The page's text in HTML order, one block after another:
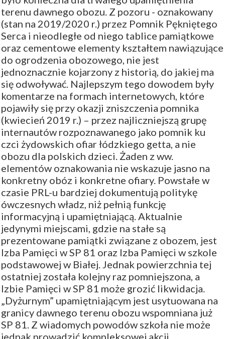
terenu dawnego obozu. Z pozoru - oznakowany
(stan na 2019/2020 r.) przez Pomnik Pękniętego
Serca i nieodległe od niego tablice pamiątkowe
oraz cementowe elementy kształtem nawiązujące
do ogrodzenia obozowego, nie jest
jednoznacznie kojarzony z historią, do jakiej ma
się odwoływać. Najlepszym tego dowodem były
komentarze na formach internetowych, które
pojawiły się przy okazji zniszczenia pomnika
(kwiecień 2019 r.) – przez najliczniejszą grupę
internautów rozpoznawanego jako pomnik ku
czci żydowskich ofiar łódzkiego getta, a nie
obozu dla polskich dzieci. Żaden z ww.
elementów oznakowania nie wskazuje jasno na
konkretny obóz i konkretne ofiary. Powstałe w
czasie PRL-u bardziej dokumentują politykę
ówczesnych władz, niż pełnią funkcję
informacyjną i upamiętniającą. Aktualnie
jedynymi miejscami, gdzie na stałe są
prezentowane pamiątki związane z obozem, jest
Izba Pamięci w SP 81 oraz Izba Pamięci w szkole
podstawowej w Białej. Jednak powierzchnia tej
ostatniej została kolejny raz pomniejszona, a
Izbie Pamięci w SP 81 może grozić likwidacja.
„Dyżurnym” upamiętniającym jest usytuowana na
granicy dawnego terenu obozu wspomniana już
SP 81. Z wiadomych powodów szkoła nie może
jednak prowadzić kompleksowej akcji